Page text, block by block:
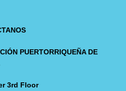
PUERTORRIQUEÑA DE
3rd Floor